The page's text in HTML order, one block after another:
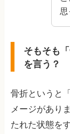
思
そもそも
を言う？
骨折というと
メージがあり
たれた状態を